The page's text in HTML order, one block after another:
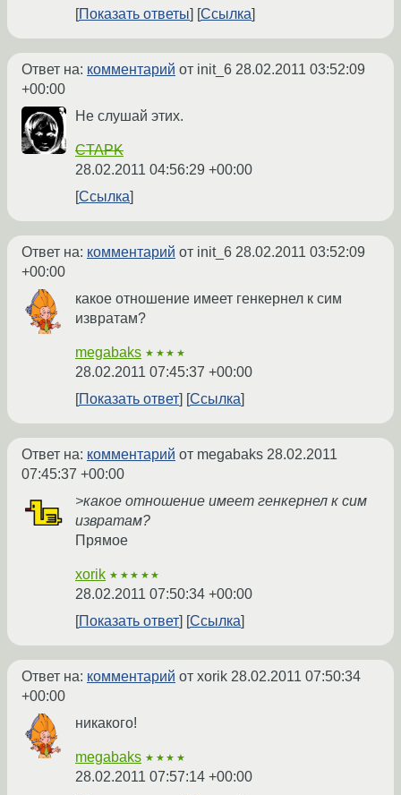
Показать ответы Ссылка
Ответ на: комментарий от init_6 28.02.2011 03:52:09
+00:00
Не слушай этих.
CTAPK
28.02.2011 04:56:29 +00:00
Ссылка
Ответ на: комментарий от init_6 28.02.2011 03:52:09
+00:00
какое отношение имеет генкернел к сим
извратам?
megabaks ★★★★
28.02.2011 07:45:37 +00:00
Показать ответ
Ссылка
Ответ на: комментарий от megabaks 28.02.2011
07:45:37 +00:00
>какое отношение имеет генкернел к сим
извратам?
Прямое
xorik ★★★★★
28.02.2011 07:50:34 +00:00
Показать ответ
Ссылка
Ответ на: комментарий от xorik 28.02.2011 07:50:34
+00:00
никакого!
megabaks ★★★★
28.02.2011 07:57:14 +00:00